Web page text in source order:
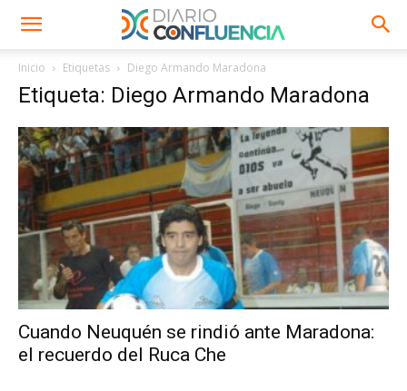
Inicio Etiquetas Diego Armando Maradona
Etiqueta: Diego Armando Maradona
Cuando Neuquén se rindió ante Maradona:
el recuerdo del Ruca Che